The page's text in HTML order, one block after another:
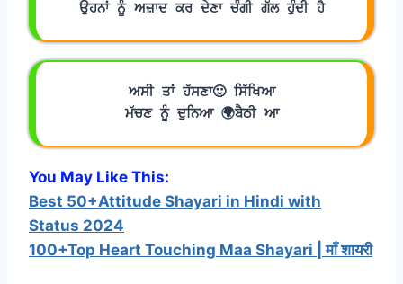
ਉਹਨਾਂ ਨੂੰ ਅਜ਼ਾਦ ਕਰ ਦੇਣਾ ਚੰਗੀ ਗੱਲ ਹੁੰਦੀ ਹੈ
ਅਸੀ ਤਾਂ ਹੱਸਣਾ🙂 ਸਿੱਖਿਆ
ਮੱਚਣ ਨੂੰ ਦੁਨਿਆ 🌍ਬੈਠੀ ਆ
You May Like This:
Best 50+Attitude Shayari in Hindi with
Status 2024
100+Top Heart Touching Maa Shayari | माँ शायरी